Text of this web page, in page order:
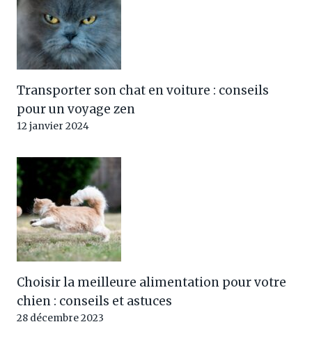
Transporter son chat en voiture : conseils
pour un voyage zen
12 janvier 2024
Choisir la meilleure alimentation pour votre
chien : conseils et astuces
28 décembre 2023